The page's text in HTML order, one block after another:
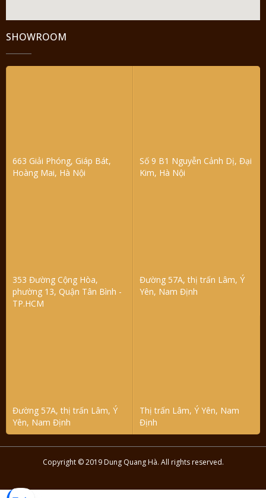
SHOWROOM
663 Giải Phóng, Giáp Bát,
Hoàng Mai, Hà Nội
Số 9 B1 Nguyễn Cảnh Dị, Đại
Kim, Hà Nội
353 Đường Cộng Hòa,
phường 13, Quận Tân Bình -
TP.HCM
Đường 57A, thị trấn Lâm, Ý
Yên, Nam Định
Đường 57A, thị trấn Lâm, Ý
Yên, Nam Định
Thị trấn Lâm, Ý Yên, Nam
Định
Copyright © 2019 Dung Quang Hà. All rights reserved.